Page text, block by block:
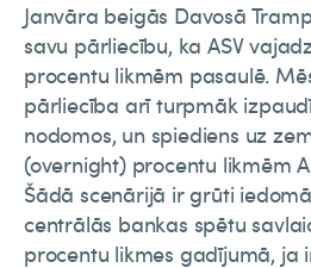
Janvāra beigās Davosā
savu pārliecību, ka ASV
procentu likmēm pasaulē.
pārliecība arī turpmāk
nodomos, un spiediens uz
(overnight) procentu likmēm
Šādā scenārijā ir grūti
centrālās bankas spētu
procentu likmes gadījumā, ja